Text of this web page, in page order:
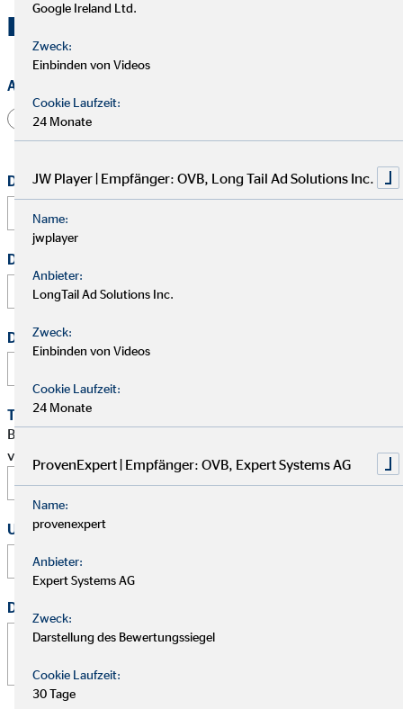
Kontakt zu OVB in Hamburg
Anrede
Herr
Dein vollständiger Name *
Deine E-Mail Adresse
Deine Telefonnummer
Terminwunsch
Bitte schlage mir einen Termin für ein persönliches Gespräch
vor.
Uhrzeit
Deine Nachricht
Google Ireland Ltd.
Zweck:
Einbinden von Videos
Cookie Laufzeit:
24 Monate
JW Player | Empfänger: OVB, Long Tail Ad Solutions Inc.
Name:
jwplayer
Anbieter:
LongTail Ad Solutions Inc.
Zweck:
Einbinden von Videos
Cookie Laufzeit:
24 Monate
ProvenExpert | Empfänger: OVB, Expert Systems AG
Name:
provenexpert
Anbieter:
Expert Systems AG
Zweck:
Darstellung des Bewertungssiegel
Cookie Laufzeit:
30 Tage